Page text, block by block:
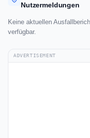
Nutzermeldungen
Keine aktuellen
verfügbar.
ADVERTISEMENT